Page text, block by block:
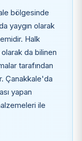
bölgesinde
yaygın olarak
Halk
da bilinen
tarafından
Çanakkale'da
yapan
ile